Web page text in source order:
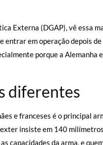
Externa (DGAP), vê essa
entrar em operação depois
porque a Alemanha
diferentes
e franceses é o principal
insiste em 140
capacidades da arma, e